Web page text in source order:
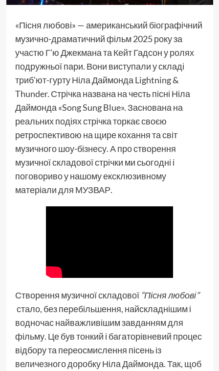
«Пісня любові» — американський біографічний
музично-драматичний фільм 2025 року за
участю Г’ю Джекмана та Кейт Гадсон у ролях
подружньої пари. Вони виступали у складі
триб’ют-гурту Ніла Даймонда Lightning &
Thunder. Стрічка названа на честь пісні Ніла
Даймонда «Song Sung Blue». Заснована на
реальних подіях стрічка торкає своєю
ретроспективою на щире кохання та світ
музичного шоу-бізнесу. А про створення
музичної складової стрічки ми сьогодні і
поговориво у нашому ексклюзивному
матеріали для МУЗВАР.
Створення музичної складової “Пісня любові”
стало, без перебільшення, найскладнішим і
водночас найважливішим завданням для
фільму. Це був тонкий і багаторівневий процес
відбору та переосмислення пісень із
величезного доробку Ніла Даймонда. Так, щоб